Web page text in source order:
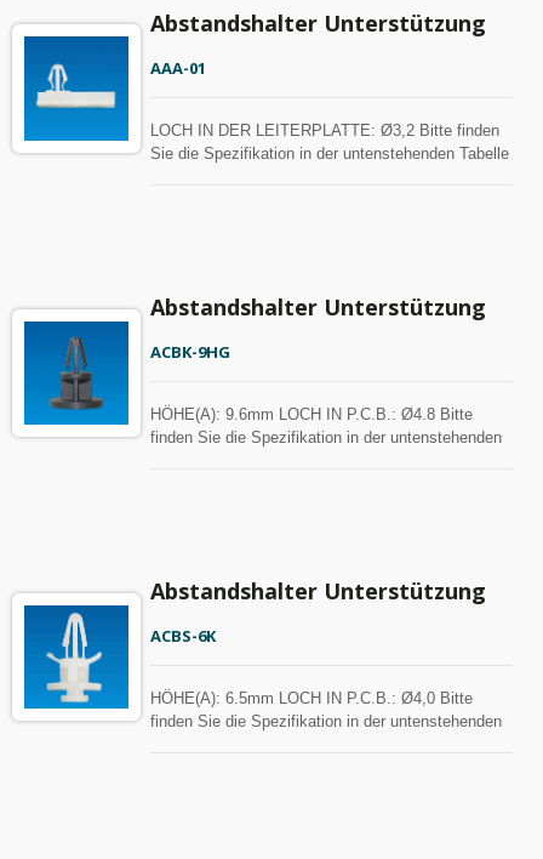
Abstandshalter Unterstützung
AAA-01
LOCH IN DER LEITERPLATTE: Ø3,2 Bitte finden
Sie die Spezifikation in der untenstehenden Tabelle
Abstandshalter Unterstützung
ACBK-9HG
HÖHE(A): 9.6mm LOCH IN P.C.B.: Ø4.8 Bitte
finden Sie die Spezifikation in der untenstehenden
Abstandshalter Unterstützung
ACBS-6K
HÖHE(A): 6.5mm LOCH IN P.C.B.: Ø4,0 Bitte
finden Sie die Spezifikation in der untenstehenden